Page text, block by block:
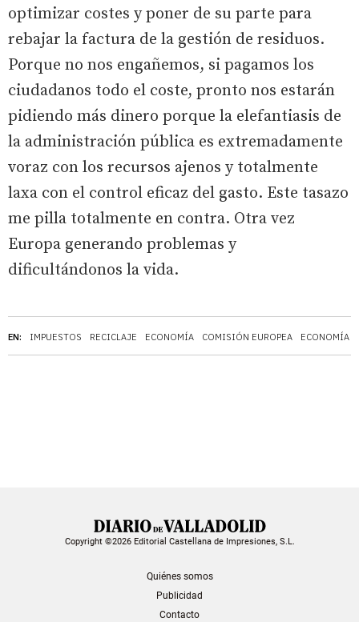
EN: IMPUESTOS RECICLAJE ECONOMÍA COMISIÓN EUROPEA ECONOMÍA
optimizar costes y poner de su parte para
rebajar la factura de la gestión de residuos.
Porque no nos engañemos, si pagamos los
ciudadanos todo el coste, pronto nos estarán
pidiendo más dinero porque la elefantiasis de
la administración pública es extremadamente
voraz con los recursos ajenos y totalmente
laxa con el control eficaz del gasto. Este tasazo
me pilla totalmente en contra. Otra vez
Europa generando problemas y
dificultándonos la vida.
Copyright ©2026 Editorial Castellana de Impresiones, S.L.
Quiénes somos
Publicidad
Contacto